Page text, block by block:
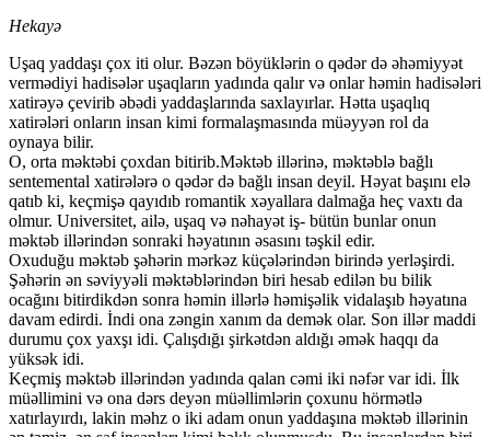
Hekayə
Uşaq yaddaşı çox iti olur. Bəzən böyüklərin o qədər də əhəmiyyət
vermədiyi hadisələr uşaqların yadında qalır və onlar həmin hadisələri
xatirəyə çevirib əbədi yaddaşlarında saxlayırlar. Hətta uşaqlıq
xatirələri onların insan kimi formalaşmasında müəyyən rol da
oynaya bilir.
O, orta məktəbi çoxdan bitirib.Məktəb illərinə, məktəblə bağlı
sentemental xatirələrə o qədər də bağlı insan deyil. Həyat başını elə
qatıb ki, keçmişə qayıdıb romantik xəyallara dalmağa heç vaxtı da
olmur. Universitet, ailə, uşaq və nəhayət iş- bütün bunlar onun
məktəb illərindən sonraki həyatının əsasını təşkil edir.
Oxuduğu məktəb şəhərin mərkəz küçələrindən birində yerləşirdi.
Şəhərin ən səviyyəli məktəblərindən biri hesab edilən bu bilik
ocağını bitirdikdən sonra həmin illərlə həmişəlik vidalaşıb həyatına
davam edirdi. İndi ona zəngin xanım da demək olar. Son illər maddi
durumu çox yaxşı idi. Çalışdığı şirkətdən aldığı əmək haqqı da
yüksək idi.
Keçmiş məktəb illərindən yadında qalan cəmi iki nəfər var idi. İlk
müəllimini və ona dərs deyən müəllimlərin çoxunu hörmətlə
xatırlayırdı, lakin məhz o iki adam onun yaddaşına məktəb illərinin